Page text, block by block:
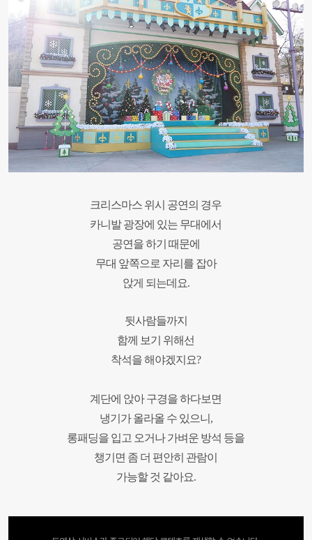
크리스마스 위시 공연의 경우
카니발 광장에 있는 무대에서
공연을 하기 때문에
무대 앞쪽으로 자리를 잡아
앉게 되는데요.
뒷사람들까지
함께 보기 위해선
착석을 해야겠지요?
계단에 앉아 구경을 하다보면
냉기가 올라올 수 있으니,
롱패딩을 입고 오거나 가벼운 방석 등을
챙기면 좀 더 편안히 관람이
가능할 것 같아요.